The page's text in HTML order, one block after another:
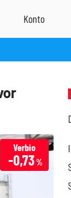
Verbio
-0,73%